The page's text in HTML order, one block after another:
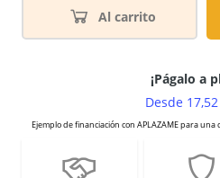
Al carrito